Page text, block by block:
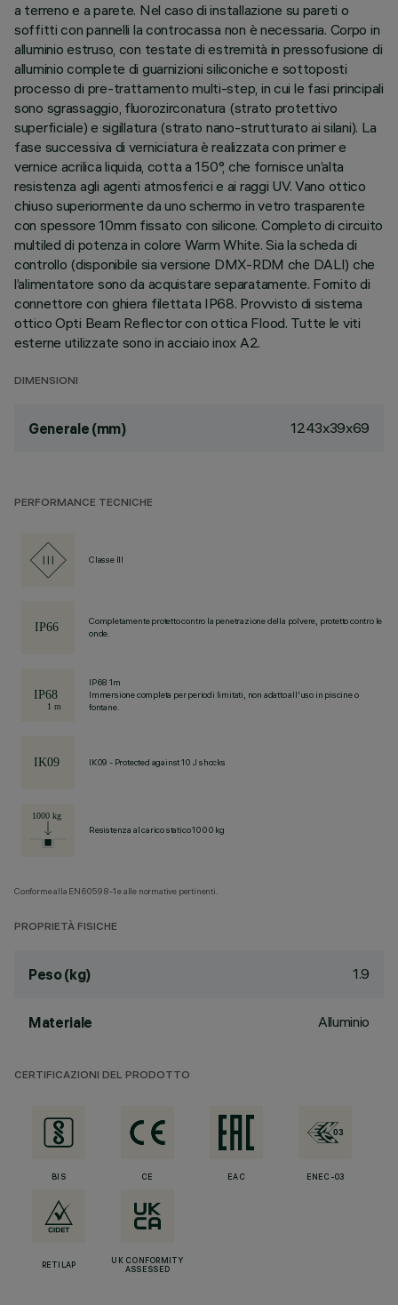
a terreno e a parete. Nel caso di installazione su pareti o
soffitti con pannelli la controcassa non è necessaria. Corpo in
alluminio estruso, con testate di estremità in pressofusione di
alluminio complete di guarnizioni siliconiche e sottoposti
processo di pre-trattamento multi-step, in cui le fasi principali
sono sgrassaggio, fluorozirconatura (strato protettivo
superficiale) e sigillatura (strato nano-strutturato ai silani). La
fase successiva di verniciatura è realizzata con primer e
vernice acrilica liquida, cotta a 150°, che fornisce un’alta
resistenza agli agenti atmosferici e ai raggi UV. Vano ottico
chiuso superiormente da uno schermo in vetro trasparente
con spessore 10mm fissato con silicone. Completo di circuito
multiled di potenza in colore Warm White. Sia la scheda di
controllo (disponibile sia versione DMX-RDM che DALI) che
l’alimentatore sono da acquistare separatamente. Fornito di
connettore con ghiera filettata IP68. Provvisto di sistema
ottico Opti Beam Reflector con ottica Flood. Tutte le viti
esterne utilizzate sono in acciaio inox A2.
DIMENSIONI
Generale (mm) 1243x39x69
PERFORMANCE TECNICHE
Classe III
Completamente protetto contro la penetrazione della polvere, protetto contro le
onde.
IP68 1m
Immersione completa per periodi limitati, non adatto all'uso in piscine o
fontane.
IK09 - Protected against 10 J shocks
Resistenza al carico statico 1000 kg
Conforme alla EN60598-1 e alle normative pertinenti.
PROPRIETÀ FISICHE
Peso (kg) 1.9
Materiale Alluminio
CERTIFICAZIONI DEL PRODOTTO
BIS CE EAC ENEC-03
RETILAP
UK CONFORMITY
ASSESSED